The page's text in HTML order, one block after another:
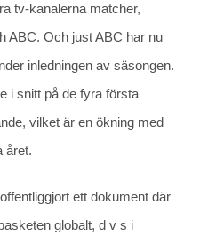
tv-kanalerna matcher,
ABC. Och just ABC har nu
inledningen av säsongen.
i snitt på de fyra första
vilket är en ökning med
året.
ett dokument där
globalt, d v s i